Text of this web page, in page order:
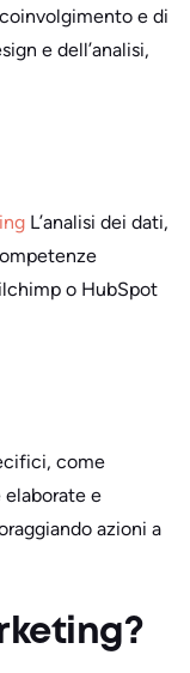
e di
e dell’analisi,
L’analisi dei dati,
o HubSpot
come
e
azioni a